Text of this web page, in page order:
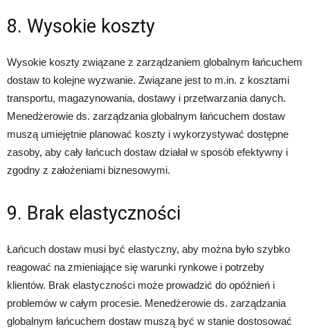
8. Wysokie koszty
Wysokie koszty związane z zarządzaniem globalnym łańcuchem
dostaw to kolejne wyzwanie. Związane jest to m.in. z kosztami
transportu, magazynowania, dostawy i przetwarzania danych.
Menedżerowie ds. zarządzania globalnym łańcuchem dostaw
muszą umiejętnie planować koszty i wykorzystywać dostępne
zasoby, aby cały łańcuch dostaw działał w sposób efektywny i
zgodny z założeniami biznesowymi.
9. Brak elastyczności
Łańcuch dostaw musi być elastyczny, aby można było szybko
reagować na zmieniające się warunki rynkowe i potrzeby
klientów. Brak elastyczności może prowadzić do opóźnień i
problemów w całym procesie. Menedżerowie ds. zarządzania
globalnym łańcuchem dostaw muszą być w stanie dostosować